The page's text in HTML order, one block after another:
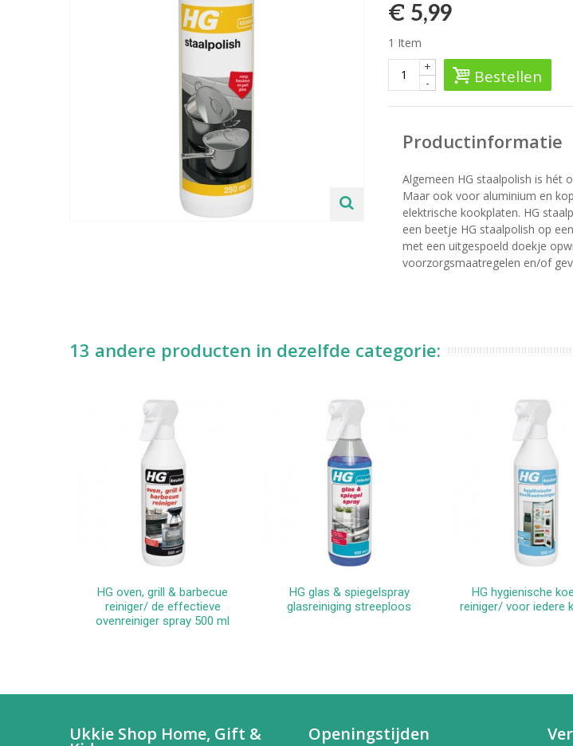
€ 5,99
1 Item
-
+ Bestellen
Productinformatie
Algemeen HG staalpolish is hét
Maar ook voor aluminium en
elektrische kookplaten. HG
een beetje HG staalpolish op
met een uitgespoeld doekje
voorzorgsmaatregelen en/of
13 andere producten in dezelfde categorie:
In winkelwagen
HG oven, grill & barbecue
reiniger/ de effectieve
ovenreiniger spray 500 ml
In winkelwagen
HG glas & spiegelspray
glasreiniging streeploos
In
HG hygienische
reiniger/ voor iedere
Ukkie Shop Home, Gift & Openingstijden